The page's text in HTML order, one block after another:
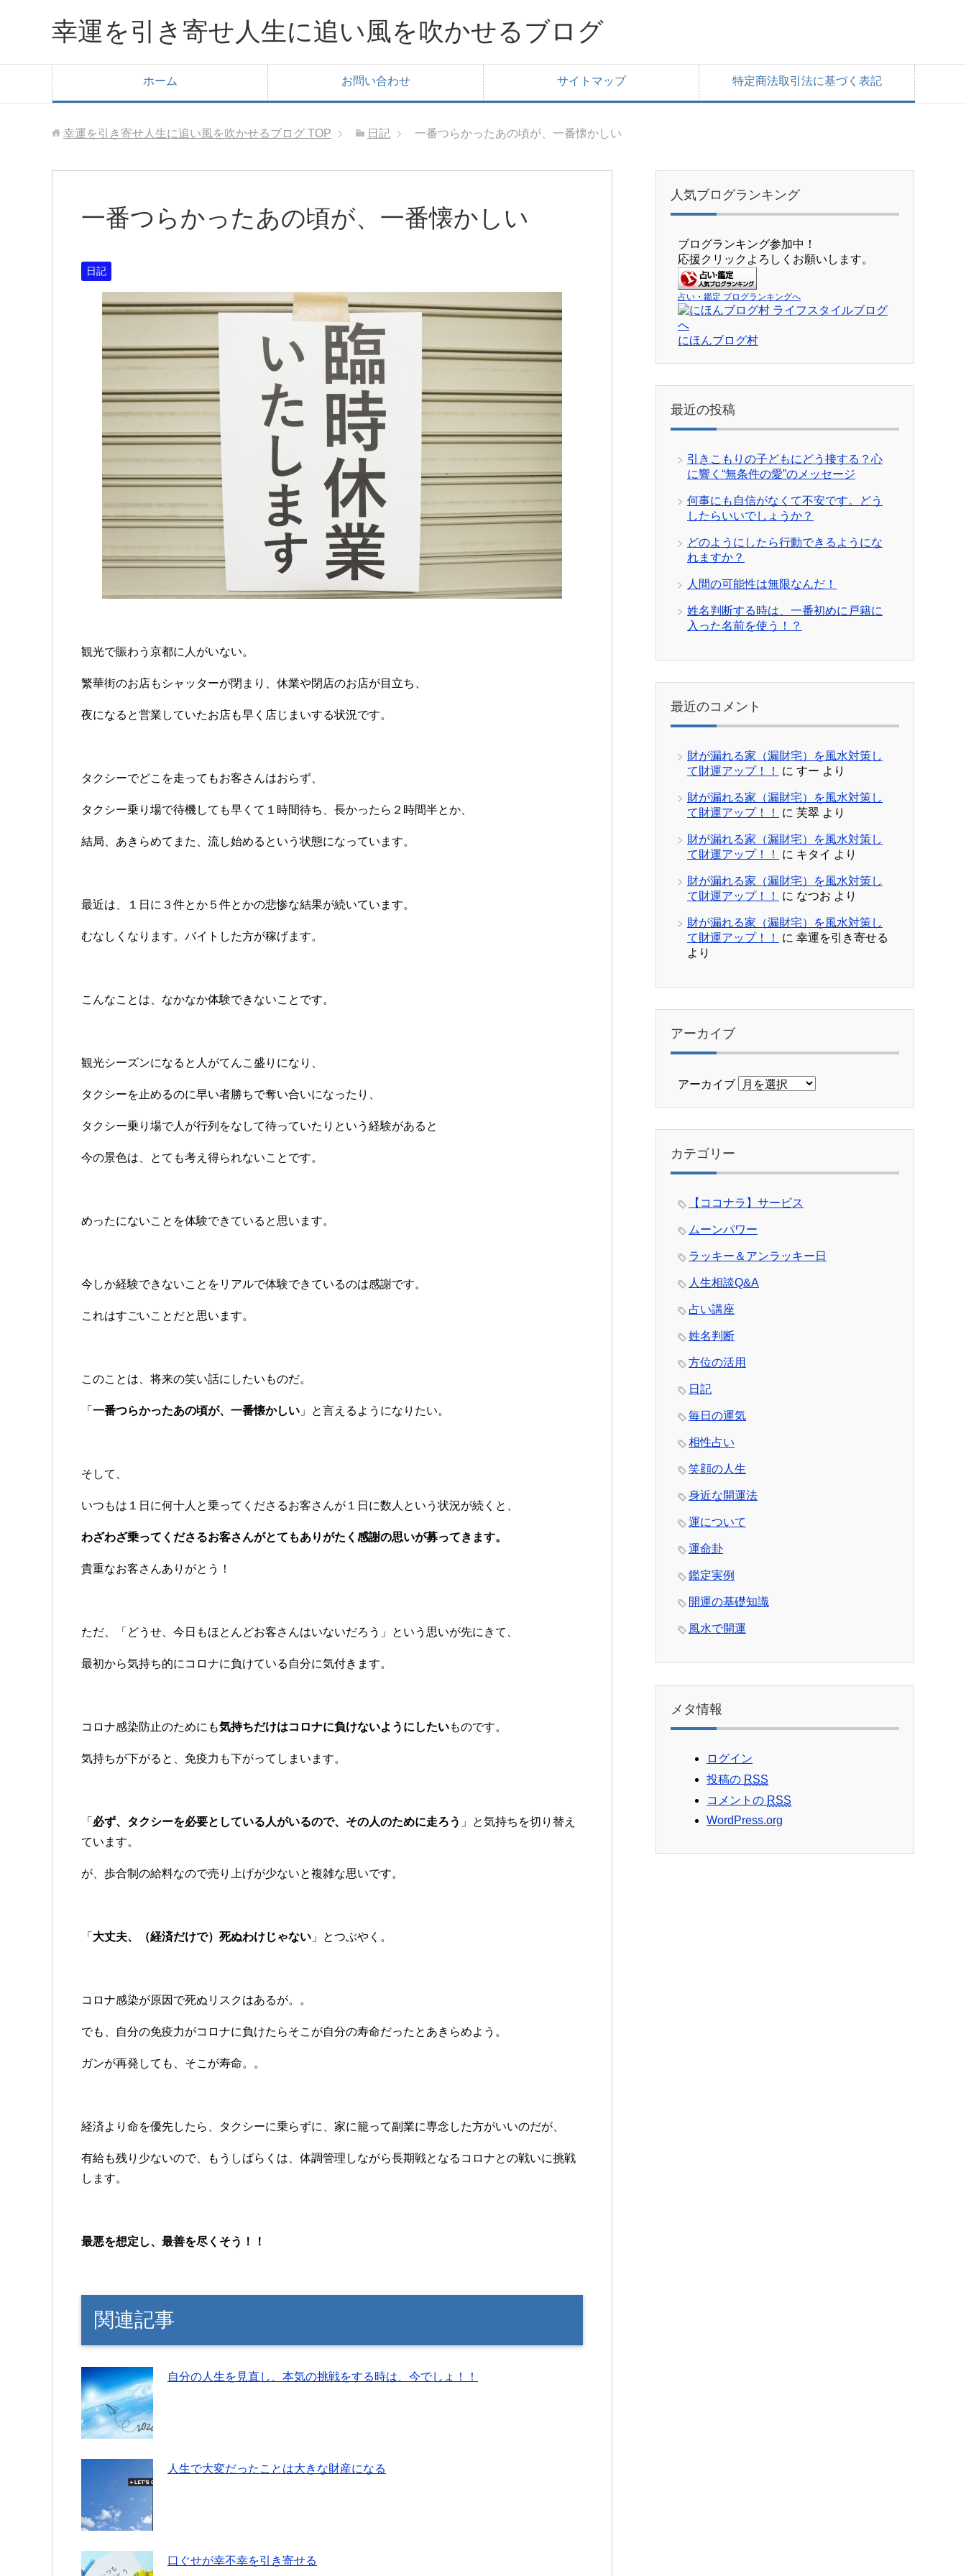
幸運を引き寄せ人生に追い風を吹かせるブログ
ホーム お問い合わせ サイトマップ 特定商法取引法に基づく表記
幸運を引き寄せ人生に追い風を吹かせるブログ TOP 日記 一番つらかったあの頃が、一番懐かしい
一番つらかったあの頃が、一番懐かしい
日記
観光で賑わう京都に人がいない。
繁華街のお店もシャッターが閉まり、休業や閉店のお店が目立ち、
夜になると営業していたお店も早く店じまいする状況です。
タクシーでどこを走ってもお客さんはおらず、
タクシー乗り場で待機しても早くて１時間待ち、長かったら２時間半とか、
結局、あきらめてまた、流し始めるという状態になっています。
最近は、１日に３件とか５件とかの悲惨な結果が続いています。
むなしくなります。バイトした方が稼げます。
こんなことは、なかなか体験できないことです。
観光シーズンになると人がてんこ盛りになり、
タクシーを止めるのに早い者勝ちで奪い合いになったり、
タクシー乗り場で人が行列をなして待っていたりという経験があると
今の景色は、とても考え得られないことです。
めったにないことを体験できていると思います。
今しか経験できないことをリアルで体験できているのは感謝です。
これはすごいことだと思います。
このことは、将来の笑い話にしたいものだ。
「 一番つらかったあの頃が、一番懐かしい 」と言えるようになりたい。
そして、
いつもは１日に何十人と乗ってくださるお客さんが１日に数人という状況が続くと、
わざわざ乗ってくださるお客さんがとてもありがたく感謝の思いが募ってきます。
貴重なお客さんありがとう！
ただ、「どうせ、今日もほとんどお客さんはいないだろう」という思いが先にきて、
最初から気持ち的にコロナに負けている自分に気付きます。
コロナ感染防止のためにも気持ちだけはコロナに負けないようにしたいものです。
気持ちが下がると、免疫力も下がってしまいます。
「 必ず、タクシーを必要としている人がいるので、その人のために走ろう 」と気持ちを切り替え
ています。
が、歩合制の給料なので売り上げが少ないと複雑な思いです。
「 大丈夫、（経済だけで）死ぬわけじゃない 」とつぶやく。
コロナ感染が原因で死ぬリスクはあるが。。
でも、自分の免疫力がコロナに負けたらそこが自分の寿命だったとあきらめよう。
ガンが再発しても、そこが寿命。。
経済より命を優先したら、タクシーに乗らずに、家に籠って副業に専念した方がいいのだが、
有給も残り少ないので、もうしばらくは、体調管理しながら長期戦となるコロナとの戦いに挑戦
します。
最悪を想定し、最善を尽くそう！！
関連記事
自分の人生を見直し、本気の挑戦をする時は、今でしょ！！
人生で大変だったことは大きな財産になる
口ぐせが幸不幸を引き寄せる
人気ブログランキング
ブログランキング参加中！
応援クリックよろしくお願いします。
占い・鑑定 ブログランキングへ
にほんブログ村
最近の投稿
引きこもりの子どもにどう接する？心
に響く“無条件の愛”のメッセージ
何事にも自信がなくて不安です。どう
したらいいでしょうか？
どのようにしたら行動できるようにな
れますか？
人間の可能性は無限なんだ！
姓名判断する時は、一番初めに戸籍に
入った名前を使う！？
最近のコメント
財が漏れる家（漏財宅）を風水対策し
て財運アップ！！
に すー より
財が漏れる家（漏財宅）を風水対策し
て財運アップ！！
に 芙翠 より
財が漏れる家（漏財宅）を風水対策し
て財運アップ！！
に キタイ より
財が漏れる家（漏財宅）を風水対策し
て財運アップ！！
に なつお より
財が漏れる家（漏財宅）を風水対策し
て財運アップ！！
に 幸運を引き寄せる
より
アーカイブ
アーカイブ
カテゴリー
【ココナラ】サービス
ムーンパワー
ラッキー＆アンラッキー日
人生相談Q&A
占い講座
姓名判断
方位の活用
日記
毎日の運気
相性占い
笑顔の人生
身近な開運法
運について
運命卦
鑑定実例
開運の基礎知識
風水で開運
メタ情報
ログイン
投稿の RSS
コメントの RSS
WordPress.org